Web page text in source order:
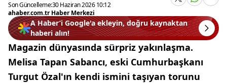
Son Güncelleme:30 Haziran 2026 10:12
ahaber.com.tr Haber Merkezi
A Haber’i Google'a ekleyin, doğru kaynaktan
haberi alın!
Magazin dünyasında sürpriz yakınlaşma.
Melisa Tapan Sabancı, eski Cumhurbaşkanı
Turgut Özal'ın kendi ismini taşıyan torunu